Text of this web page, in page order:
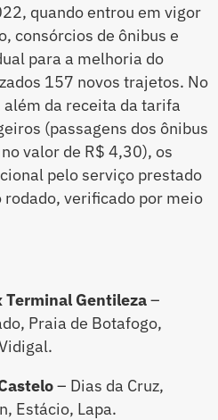
quando entrou em vigor
consórcios de ônibus e
para a melhoria do
157 novos trajetos. No
da receita da tarifa
(passagens dos ônibus
valor de R$ 4,30), os
pelo serviço prestado
verificado por meio
Terminal Gentileza–
Praia de Botafogo,
– Dias da Cruz,
Estácio, Lapa.